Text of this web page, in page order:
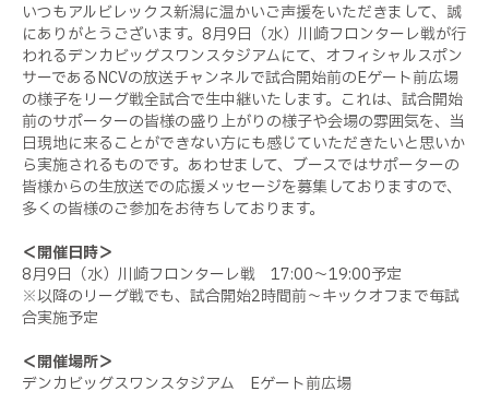
いつもアルビレックス新潟に温かいご声援をいただきまして、誠
にありがとうございます。8月9日（水）川崎フロンターレ戦が行
われるデンカビッグスワンスタジアムにて、オフィシャルスポン
サーであるNCVの放送チャンネルで試合開始前のEゲート前広場
の様子をリーグ戦全試合で生中継いたします。これは、試合開始
前のサポーターの皆様の盛り上がりの様子や会場の雰囲気を、当
日現地に来ることができない方にも感じていただきたいと思いか
ら実施されるものです。あわせまして、ブースではサポーターの
皆様からの生放送での応援メッセージを募集しておりますので、
多くの皆様のご参加をお待ちしております。
＜開催日時＞
8月9日（水）川崎フロンターレ戦 17:00～19:00予定
※以降のリーグ戦でも、試合開始2時間前～キックオフまで毎試
合実施予定
＜開催場所＞
デンカビッグスワンスタジアム Eゲート前広場